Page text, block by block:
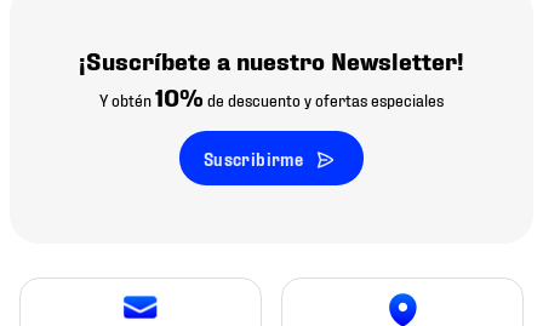
¡Suscríbete a nuestro Newsletter!
Y obtén10% de descuento y ofertas especiales
Suscribirme